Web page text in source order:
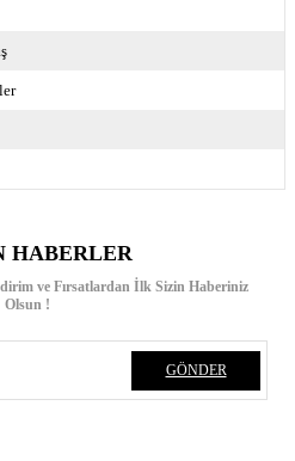
HABERLER
ve Fırsatlardan İlk Sizin Haberiniz
Olsun !
GÖNDER